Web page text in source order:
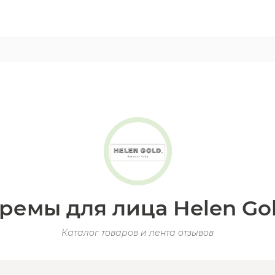
для лица Helen
Каталог товаров и лента отзывов